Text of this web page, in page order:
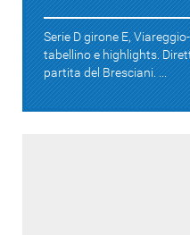
Serie D girone E,
tabellino e highlights.
partita del Bresciani. ...